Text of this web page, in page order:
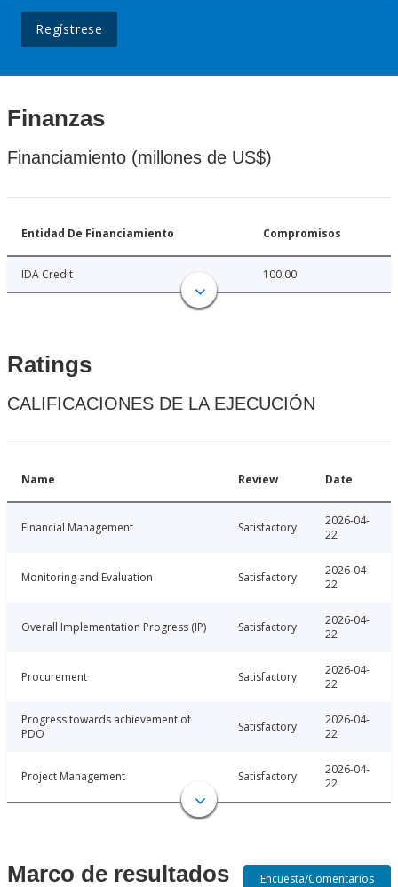
Regístrese
Finanzas
Financiamiento (millones de US$)
Entidad De Financiamiento Compromisos
IDA Credit 100.00
Ratings
CALIFICACIONES DE LA EJECUCIÓN
Name Review Date
Financial Management Satisfactory
2026-04-
22
Monitoring and Evaluation Satisfactory
2026-04-
22
Overall Implementation Progress (IP) Satisfactory
2026-04-
22
Procurement Satisfactory
2026-04-
22
Progress towards achievement of
PDO
Satisfactory
2026-04-
22
Project Management Satisfactory
2026-04-
22
Marco de resultados Encuesta/Comentarios